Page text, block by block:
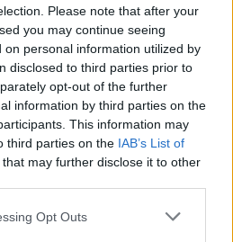
Please note that after your
you may continue seeing
on personal information utilized by
disclosed to third parties prior to
opt-out of the further
information by third parties on the
This information may
third parties on the IAB’s List of
that may further disclose it to other
app uses one or more Google
Opt Outs